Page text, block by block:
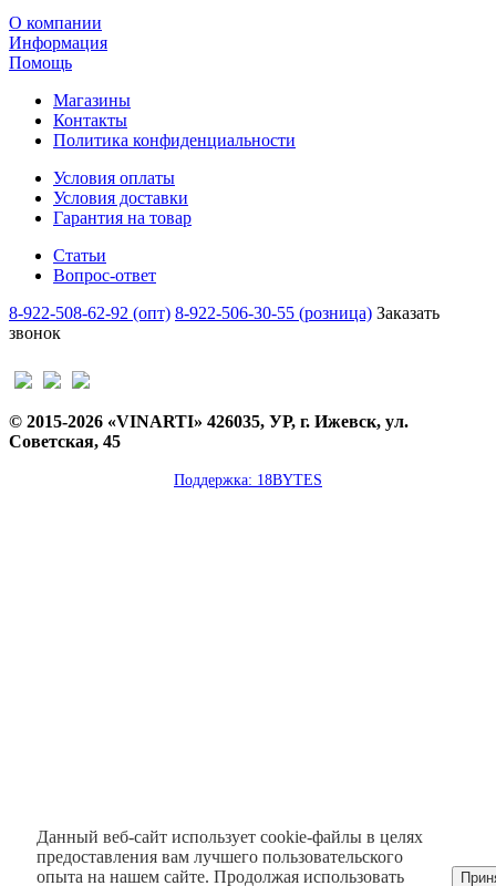
О компании
Информация
Помощь
Магазины
Контакты
Политика конфиденциальности
Условия оплаты
Условия доставки
Гарантия на товар
Статьи
Вопрос-ответ
8-922-508-62-92 (опт) 8-922-506-30-55 (розница) Заказать
звонок
© 2015-2026 «VINARTI» 426035, УР, г. Ижевск, ул.
Советская, 45
Поддержка: 18BYTES
Данный веб-сайт использует cookie-файлы в целях
предоставления вам лучшего пользовательского
опыта на нашем сайте. Продолжая использовать